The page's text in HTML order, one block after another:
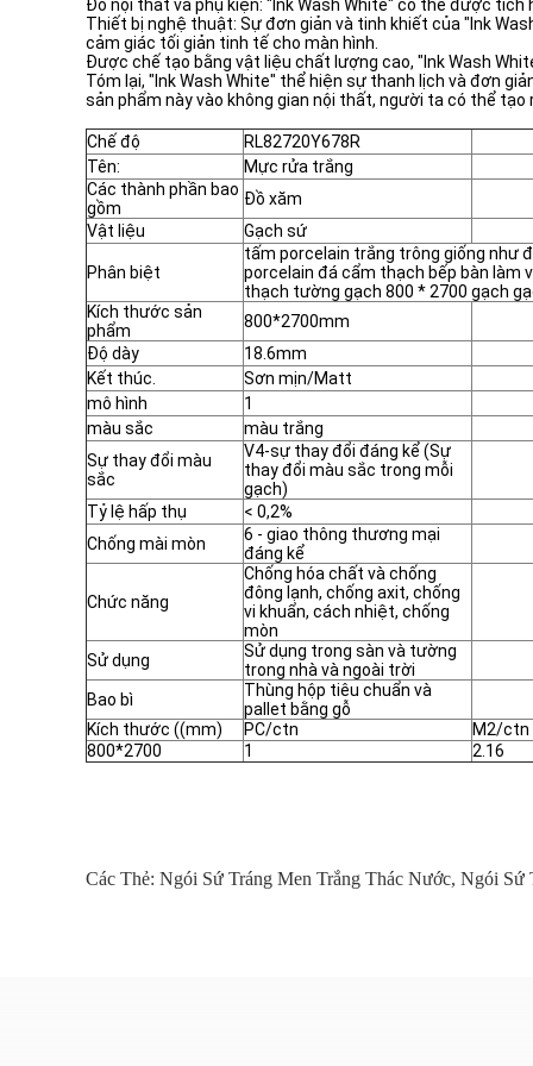
Đồ nội thất và phụ kiện: "Ink Wash White" có thể được
Thiết bị nghệ thuật: Sự đơn giản và tinh khiết của "Ink
cảm giác tối giản tinh tế cho màn hình.
Được chế tạo bằng vật liệu chất lượng cao, "Ink Wash
Tóm lại, "Ink Wash White" thể hiện sự thanh lịch và đơn
sản phẩm này vào không gian nội thất, người ta có thể
Chế độ
RL82720Y678R
Tên:
Mực rửa trắng
Các thành phần bao
gồm
Đồ xăm
Vật liệu
Gạch sứ
Phân biệt
tấm porcelain trắng trông giống như
porcelain đá cẩm thạch bếp bàn làm
thạch tường gạch 800 * 2700 gạch
Kích thước sản
phẩm
800*2700mm
Độ dày
18.6mm
Kết thúc.
Sơn mịn/Matt
mô hình
1
màu sắc
màu trắng
Sự thay đổi màu
sắc
V4-sự thay đổi đáng kể (Sự
thay đổi màu sắc trong mỗi
gạch)
Tỷ lệ hấp thụ
< 0,2%
Chống mài mòn
6 - giao thông thương mại
đáng kể
Chức năng
Chống hóa chất và chống
đông lạnh, chống axit, chống
vi khuẩn, cách nhiệt, chống
mòn
Sử dụng
Sử dụng trong sàn và tường
trong nhà và ngoài trời
Bao bì
Thùng hộp tiêu chuẩn và
pallet bằng gỗ
Kích thước ((mm)
PC/ctn
M2/ctn
800*2700
1 2.16
Các Thẻ: Ngói Sứ Tráng Men Trắng Thác Nước, Ngói Sứ